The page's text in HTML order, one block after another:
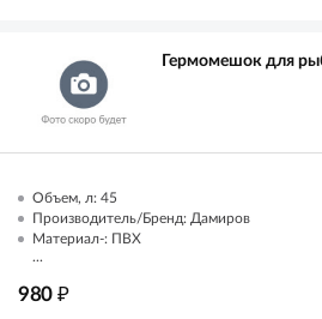
Гермомешок для
Объем, л: 45
Производитель/Бренд: Дамиров
Материал-: ПВХ
...
980 ₽